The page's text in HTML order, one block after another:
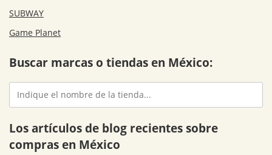
SUBWAY
Game Planet
Buscar marcas o tiendas en México:
Los artículos de blog recientes sobre
compras en México